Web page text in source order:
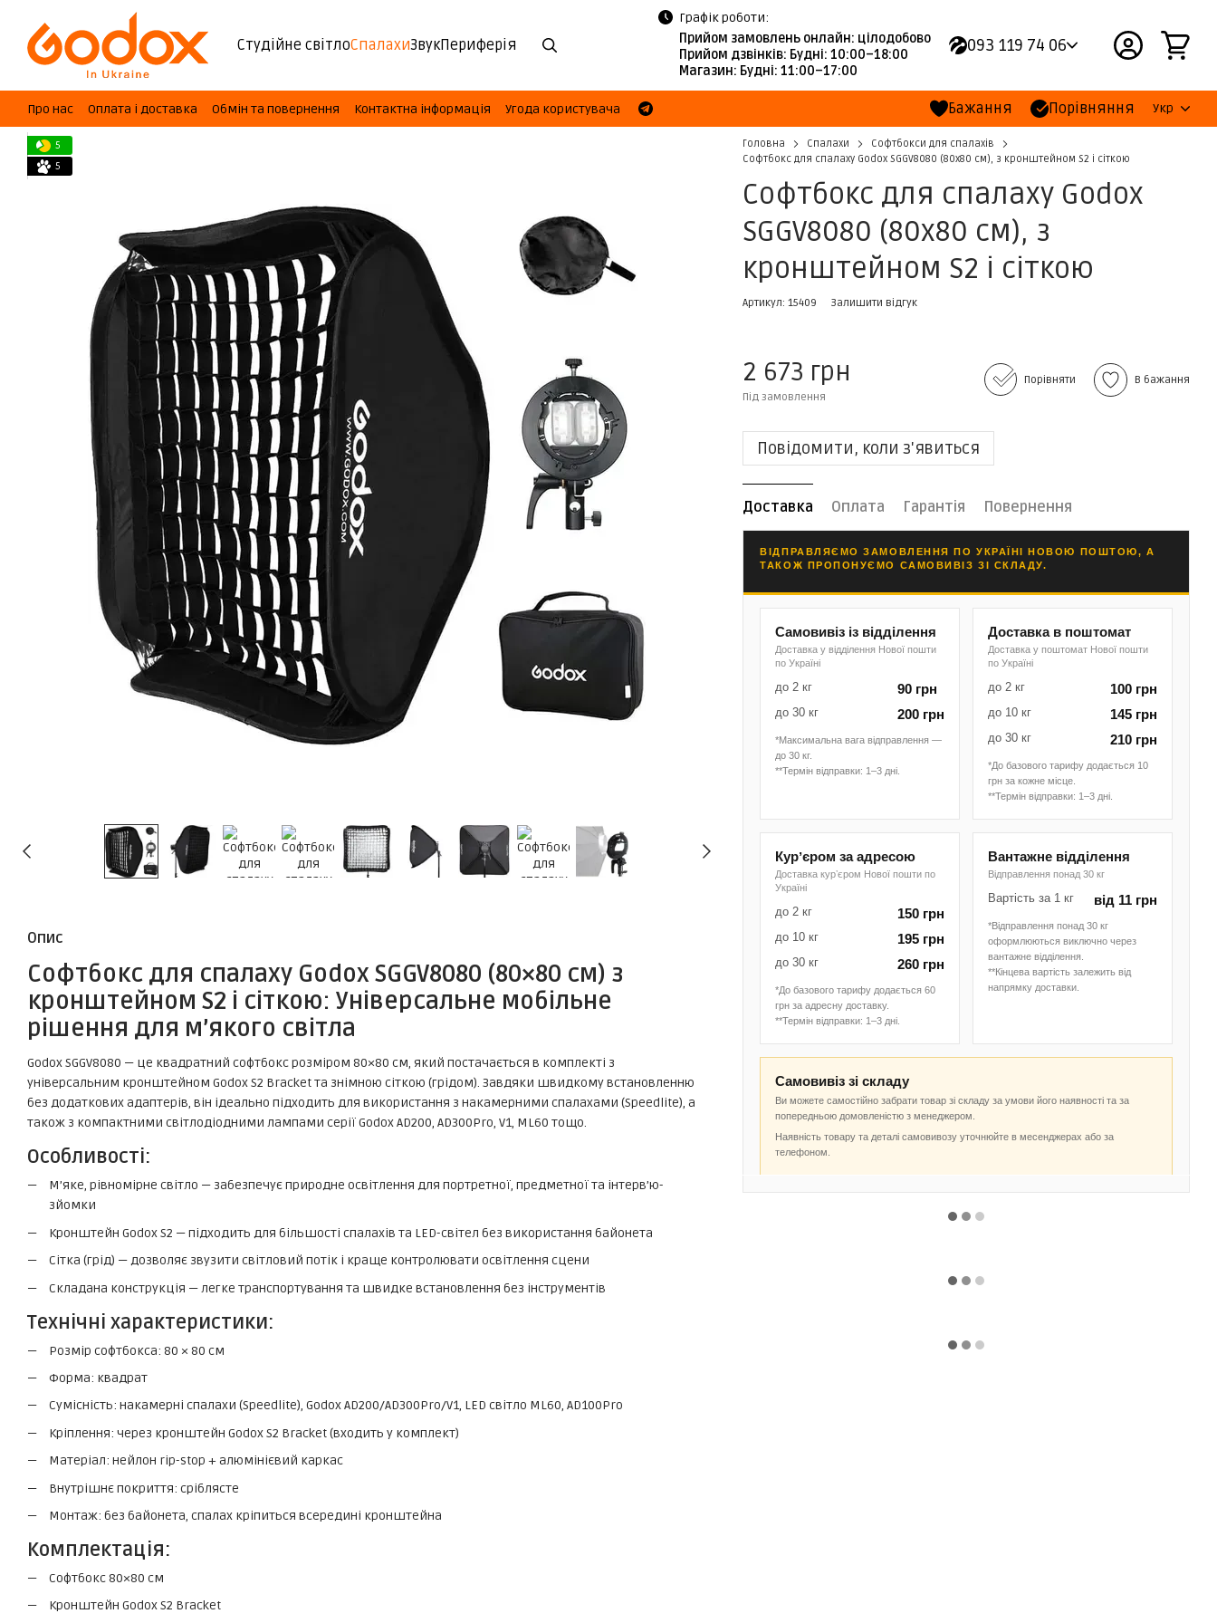
Перейти до основного контенту
Студійне світлоСпалахиЗвукПериферія
Графік роботи:
Прийом замовлень онлайн: цілодобово
Прийом дзвінків: Будні: 10:00–18:00
Магазин: Будні: 11:00–17:00
093 119 74 06
Про нас Оплата і доставка Обмін та повернення Контактна інформація Угода користувача Бажання Порівняння Укр
5
5
Опис
Софтбокс для спалаху Godox SGGV8080 (80×80 см) з
кронштейном S2 і сіткою: Універсальне мобільне
рішення для м’якого світла
Godox SGGV8080 — це квадратний софтбокс розміром 80×80 см, який постачається в комплекті з
універсальним кронштейном Godox S2 Bracket та знімною сіткою (грідом). Завдяки швидкому встановленню
без додаткових адаптерів, він ідеально підходить для використання з накамерними спалахами (Speedlite), а
також з компактними світлодіодними лампами серії Godox AD200, AD300Pro, V1, ML60 тощо.
Особливості:
М’яке, рівномірне світло — забезпечує природне освітлення для портретної, предметної та інтерв’ю-
зйомки
Кронштейн Godox S2 — підходить для більшості спалахів та LED-світел без використання байонета
Сітка (грід) — дозволяє звузити світловий потік і краще контролювати освітлення сцени
Складана конструкція — легке транспортування та швидке встановлення без інструментів
Технічні характеристики:
Розмір софтбокса: 80 × 80 см
Форма: квадрат
Сумісність: накамерні спалахи (Speedlite), Godox AD200/AD300Pro/V1, LED світло ML60, AD100Pro
Кріплення: через кронштейн Godox S2 Bracket (входить у комплект)
Матеріал: нейлон rip-stop + алюмінієвий каркас
Внутрішнє покриття: сріблясте
Монтаж: без байонета, спалах кріпиться всередині кронштейна
Комплектація:
Софтбокс 80×80 см
Кронштейн Godox S2 Bracket
Головна Спалахи
Софтбокси для спалахів
Софтбокс для спалаху Godox SGGV8080 (80х80 см), з кронштейном S2 і сіткою
Софтбокс для спалаху Godox
SGGV8080 (80х80 см), з
кронштейном S2 і сіткою
Артикул: 15409 Залишити відгук
2 673 грн
Під замовлення
Порівняти В бажання
Повідомити, коли з'явиться
Доставка Оплата Гарантія Повернення
ВІДПРАВЛЯЄМО ЗАМОВЛЕННЯ ПО УКРАЇНІ НОВОЮ ПОШТОЮ, А
ТАКОЖ ПРОПОНУЄМО САМОВИВІЗ ЗІ СКЛАДУ.
Самовивіз із відділення
Доставка у відділення Нової пошти
по Україні
до 2 кг 90 грн
до 30 кг 200 грн
*Максимальна вага відправлення —
до 30 кг.
**Термін відправки: 1–3 дні.
Доставка в поштомат
Доставка у поштомат Нової пошти
по Україні
до 2 кг 100 грн
до 10 кг 145 грн
до 30 кг 210 грн
*До базового тарифу додається 10
грн за кожне місце.
**Термін відправки: 1–3 дні.
Курʼєром за адресою
Доставка курʼєром Нової пошти по
Україні
до 2 кг 150 грн
до 10 кг 195 грн
до 30 кг 260 грн
*До базового тарифу додається 60
грн за адресну доставку.
**Термін відправки: 1–3 дні.
Вантажне відділення
Відправлення понад 30 кг
Вартість за 1 кг від 11 грн
*Відправлення понад 30 кг
оформлюються виключно через
вантажне відділення.
**Кінцева вартість залежить від
напрямку доставки.
Самовивіз зі складу
Ви можете самостійно забрати товар зі складу за умови його наявності та за
попередньою домовленістю з менеджером.
Наявність товару та деталі самовивозу уточнюйте в месенджерах або за
телефоном.